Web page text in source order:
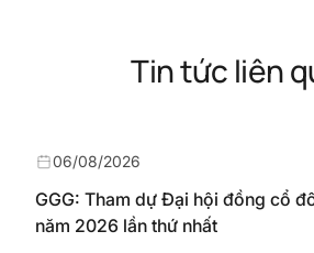
Tin tức liên
GGG: Tham dự Đại hội đồng cổ
năm 2026 lần thứ nhất
06/08/2026